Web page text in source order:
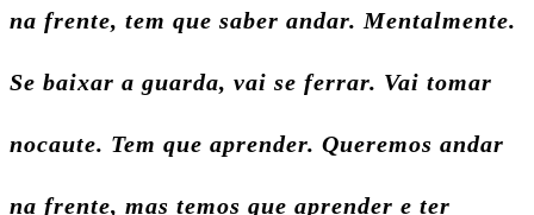
na frente, tem que saber andar. Mentalmente.
Se baixar a guarda, vai se ferrar. Vai tomar
nocaute. Tem que aprender. Queremos andar
na frente, mas temos que aprender e ter